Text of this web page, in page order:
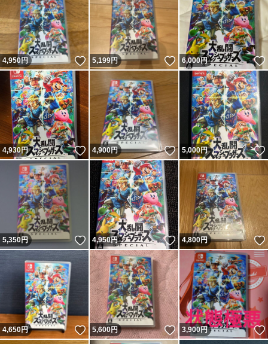
4,950円 いいね！
5,199円 いいね！
6,000円
4,930円 いいね！
4,900円 いいね！
5,000円
5,350円 いいね！
4,950円 いいね！
4,800円
4,650円 いいね！
5,600円 いいね！
3,900 円